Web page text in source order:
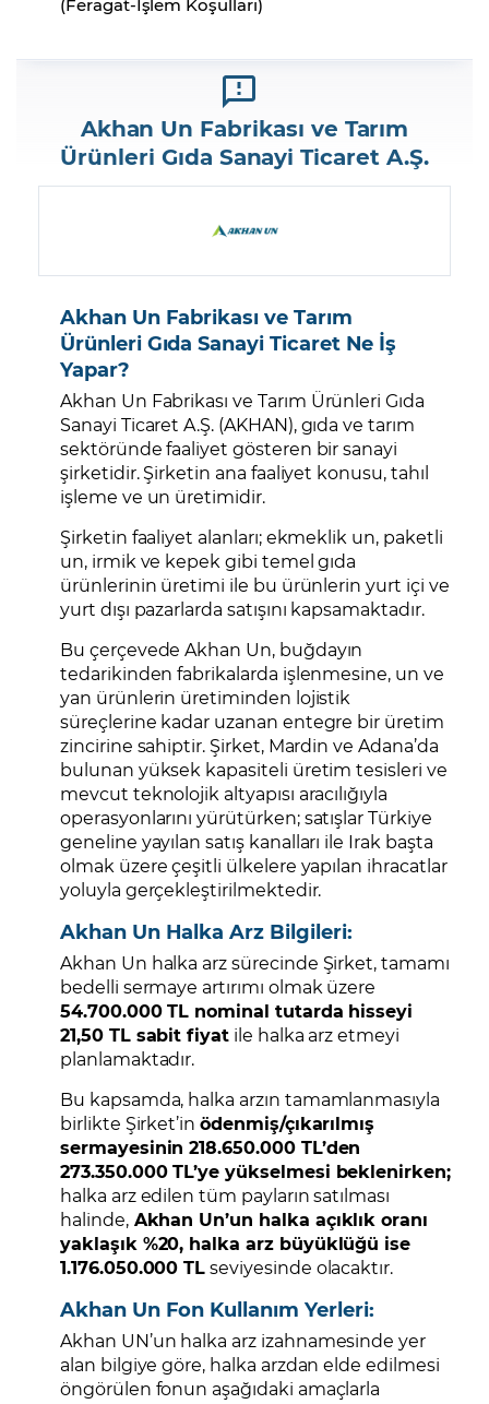
(Feragat-İşlem Koşulları)
Akhan Un Fabrikası ve Tarım
Ürünleri Gıda Sanayi Ticaret A.Ş.
Akhan Un Fabrikası ve Tarım
Ürünleri Gıda Sanayi Ticaret Ne İş
Yapar?
Akhan Un Fabrikası ve Tarım Ürünleri Gıda
Sanayi Ticaret A.Ş. (AKHAN), gıda ve tarım
sektöründe faaliyet gösteren bir sanayi
şirketidir. Şirketin ana faaliyet konusu, tahıl
işleme ve un üretimidir.
Şirketin faaliyet alanları; ekmeklik un, paketli
un, irmik ve kepek gibi temel gıda
ürünlerinin üretimi ile bu ürünlerin yurt içi ve
yurt dışı pazarlarda satışını kapsamaktadır.
Bu çerçevede Akhan Un, buğdayın
tedarikinden fabrikalarda işlenmesine, un ve
yan ürünlerin üretiminden lojistik
süreçlerine kadar uzanan entegre bir üretim
zincirine sahiptir. Şirket, Mardin ve Adana’da
bulunan yüksek kapasiteli üretim tesisleri ve
mevcut teknolojik altyapısı aracılığıyla
operasyonlarını yürütürken; satışlar Türkiye
geneline yayılan satış kanalları ile Irak başta
olmak üzere çeşitli ülkelere yapılan ihracatlar
yoluyla gerçekleştirilmektedir.
Akhan Un Halka Arz Bilgileri:
Akhan Un halka arz sürecinde Şirket, tamamı
bedelli sermaye artırımı olmak üzere
54.700.000 TL nominal tutarda hisseyi
21,50 TL sabit fiyat ile halka arz etmeyi
planlamaktadır.
Bu kapsamda, halka arzın tamamlanmasıyla
birlikte Şirket’inödenmiş/çıkarılmış
sermayesinin 218.650.000 TL’den
273.350.000 TL’ye yükselmesi beklenirken;
halka arz edilen tüm payların satılması
halinde,Akhan Un’un halka açıklık oranı
yaklaşık %20, halka arz büyüklüğü ise
1.176.050.000 TLseviyesinde olacaktır.
Akhan Un Fon Kullanım Yerleri:
Akhan UN’un halka arz izahnamesinde yer
alan bilgiye göre, halka arzdan elde edilmesi
öngörülen fonun aşağıdaki amaçlarla